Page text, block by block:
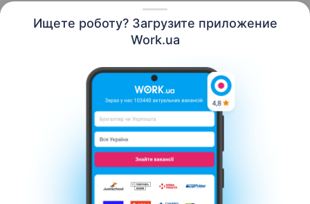
Ищете роботу? Загрузите приложение
Work.ua
Контакты О нас
Карьера
Новости Work.ua
Помощь
Условия использования
Работодателю